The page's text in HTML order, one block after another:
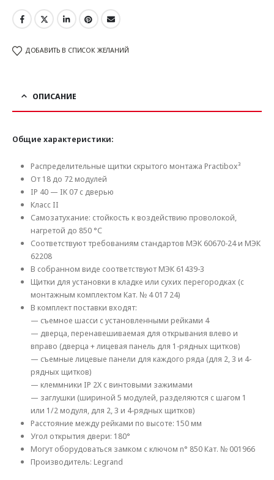
ДОБАВИТЬ В СПИСОК ЖЕЛАНИЙ
ОПИСАНИЕ
Общие характеристики:
Распределительные щитки скрытого монтажа Practibox³
От 18 до 72 модулей
IP 40 — IK 07 с дверью
Класс II
Самозатухание: стойкость к воздействию проволокой,
нагретой до 850 °C
Соответствуют требованиям стандартов МЭК 60670-24 и МЭК
62208
В собранном виде соответствуют МЭК 61439-3
Щитки для установки в кладке или сухих перегородках (с
монтажным комплектом Кат. № 4 017 24)
В комплект поставки входят:
— съемное шасси с установленными рейками 4
— дверца, перенавешиваемая для открывания влево и
вправо (дверца + лицевая панель для 1-рядных щитков)
— съемные лицевые панели для каждого ряда (для 2, 3 и 4-
рядных щитков)
— клеммники IP 2X с винтовыми зажимами
— заглушки (шириной 5 модулей, разделяются с шагом 1
или 1/2 модуля, для 2, 3 и 4-рядных щитков)
Расстояние между рейками по высоте: 150 мм
Угол открытия двери: 180°
Могут оборудоваться замком с ключом n° 850 Кат. № 001966
Производитель: Legrand